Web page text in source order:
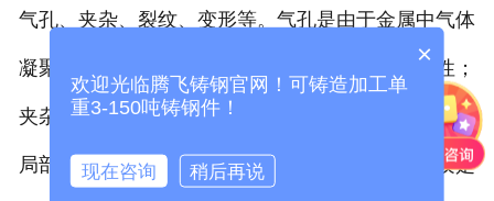
气孔、夹杂、裂纹、变形等。气孔是由于金属中气体
凝聚而形成的孔洞，会降低铸钢件的强度和密封性；
夹杂是指杂质或非金属夹杂物存在于铸件中，会导致
局部应力集中，降低铸件的抗拉强度和韧性；裂纹是
×
欢迎光临腾飞铸钢官网！可铸造加工单
重3-150吨铸钢件！
现在咨询 稍后再说